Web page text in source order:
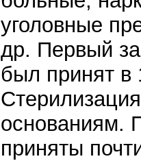
уголовные
др. Первый
был принят
основаниям.
приняты